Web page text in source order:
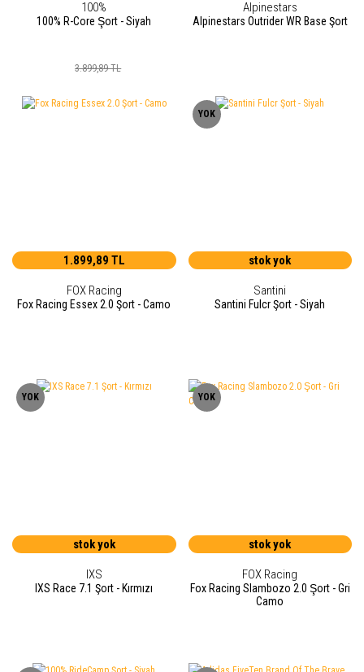
100%
100% R-Core Şort - Siyah
3.899,89 TL
Alpinestars
Alpinestars Outrider WR Base Şort
1.899,89 TL
FOX Racing
Fox Racing Essex 2.0 Şort - Camo
YOK
stok yok
Santini
Santini Fulcr Şort - Siyah
YOK
stok yok
IXS
IXS Race 7.1 Şort - Kırmızı
YOK
stok yok
FOX Racing
Fox Racing Slambozo 2.0 Şort - Gri
Camo